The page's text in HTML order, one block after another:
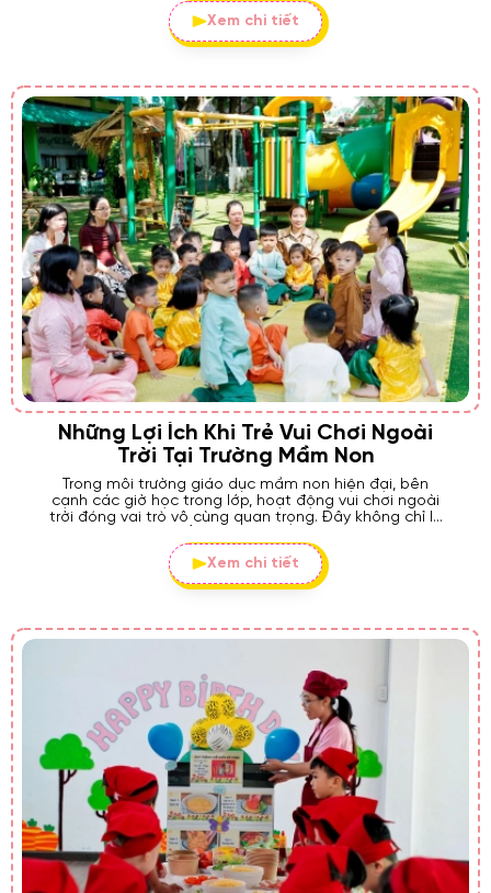
Xem chi tiết
Những Lợi Ích Khi Trẻ Vui Chơi Ngoài
Trời Tại Trường Mầm Non
Trong môi trường giáo dục mầm non hiện đại, bên
cạnh các giờ học trong lớp, hoạt động vui chơi ngoài
trời đóng vai trò vô cùng quan trọng. Đây không chỉ là
rộng giúp trẻ phát triển toàn diện về thể chất, tinh
thần, kỹ năng xã hội và nhận thức. Bài viết này sẽ đi
sâu vào những lợi ích tuyệt vời mà hoạt động này
Xem chi tiết